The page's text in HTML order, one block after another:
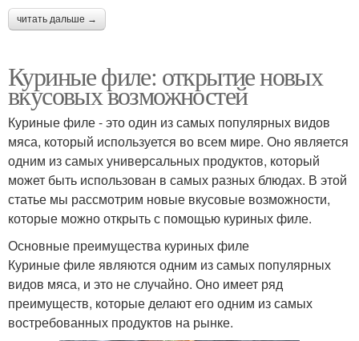
читать дальше →
Куриные филе: открытие новых
вкусовых возможностей
Куриные филе - это один из самых популярных видов
мяса, который используется во всем мире. Оно является
одним из самых универсальных продуктов, который
может быть использован в самых разных блюдах. В этой
статье мы рассмотрим новые вкусовые возможности,
которые можно открыть с помощью куриных филе.
Основные преимущества куриных филе
Куриные филе являются одним из самых популярных
видов мяса, и это не случайно. Оно имеет ряд
преимуществ, которые делают его одним из самых
востребованных продуктов на рынке.